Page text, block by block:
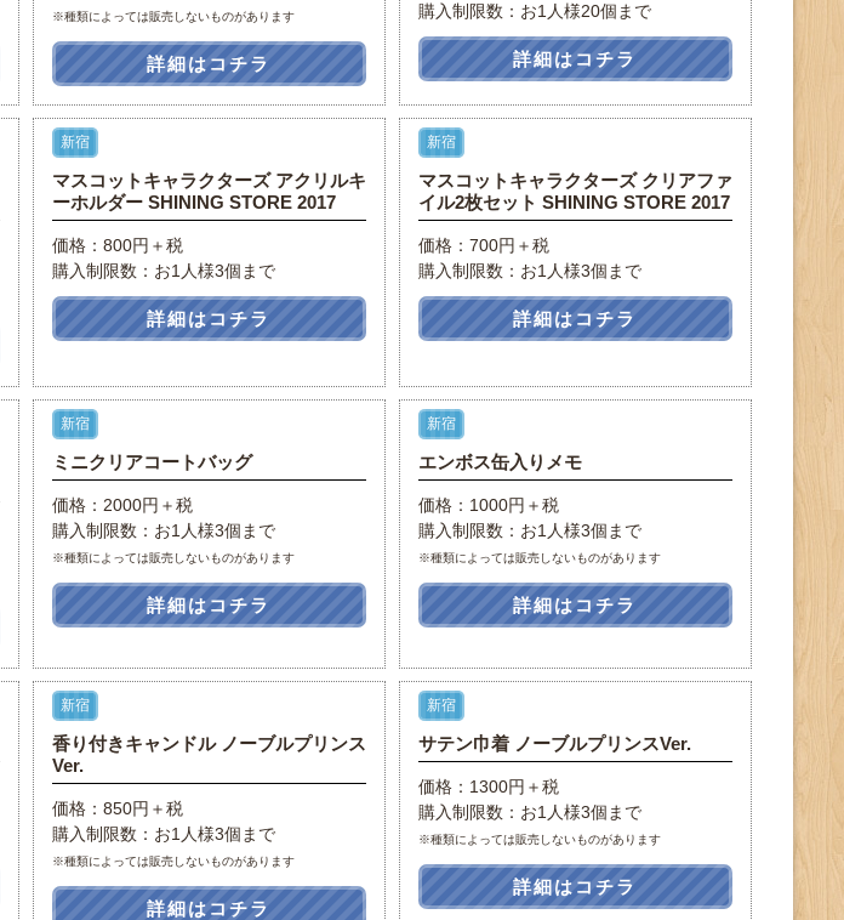
※種類によっては販売しないものがあります
詳細はコチラ
購入制限数：お1人様20個まで
詳細はコチラ
新宿
マスコットキャラクターズ アクリルキ
ーホルダー SHINING STORE 2017
価格：800円＋税
購入制限数：お1人様3個まで
詳細はコチラ
新宿
マスコットキャラクターズ クリアファ
イル2枚セット SHINING STORE 2017
価格：700円＋税
購入制限数：お1人様3個まで
詳細はコチラ
新宿
ミニクリアコートバッグ
価格：2000円＋税
購入制限数：お1人様3個まで
※種類によっては販売しないものがあります
詳細はコチラ
新宿
エンボス缶入りメモ
価格：1000円＋税
購入制限数：お1人様3個まで
※種類によっては販売しないものがあります
詳細はコチラ
新宿
香り付きキャンドル ノーブルプリンス
Ver.
価格：850円＋税
購入制限数：お1人様3個まで
※種類によっては販売しないものがあります
詳細はコチラ
新宿
サテン巾着 ノーブルプリンスVer.
価格：1300円＋税
購入制限数：お1人様3個まで
※種類によっては販売しないものがあります
詳細はコチラ